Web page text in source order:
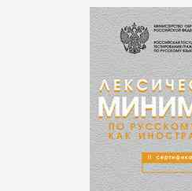
ДЕТЕКТИВЫ
Зарубежные
детективы
Иронические
детективы